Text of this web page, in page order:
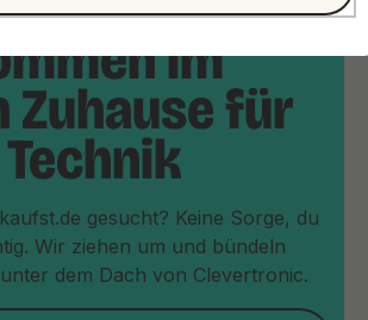
im
Zuhause für
gesucht? Keine Sorge, du
Wir ziehen um und bündeln
dem Dach von Clevertronic.